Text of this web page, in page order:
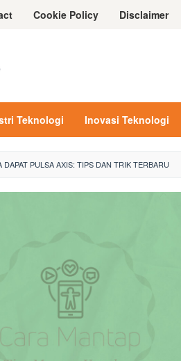
Cookie Policy Disclaimer
Teknologi Inovasi Teknologi
DAPAT PULSA AXIS: TIPS DAN TRIK TERBARU